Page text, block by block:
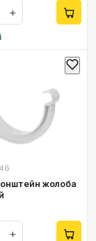
+
жолоба
+